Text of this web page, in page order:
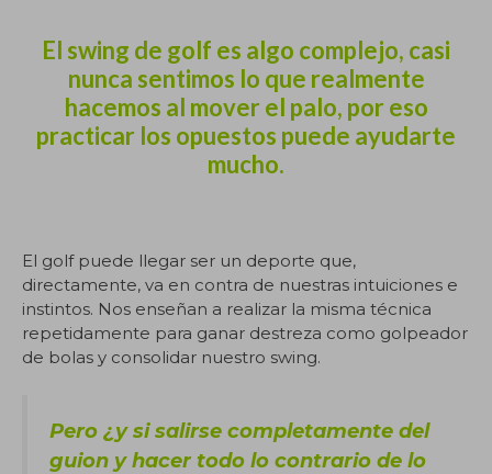
El swing de golf es algo complejo, casi
nunca sentimos lo que realmente
hacemos al mover el palo, por eso
practicar los opuestos puede ayudarte
mucho.
El golf puede llegar ser un deporte que,
directamente, va en contra de nuestras intuiciones e
instintos. Nos enseñan a realizar la misma técnica
repetidamente para ganar destreza como golpeador
de bolas y consolidar nuestro swing.
Pero ¿y si salirse completamente del
guion y hacer todo lo contrario de lo